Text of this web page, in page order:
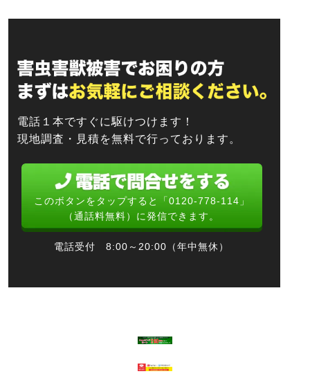
電話１本ですぐに駆けつけます！
現地調査・見積を無料で行っております。
このボタンをタップすると「0120-778-114」
（通話料無料）に発信できます。
電話受付 8:00～20:00（年中無休）